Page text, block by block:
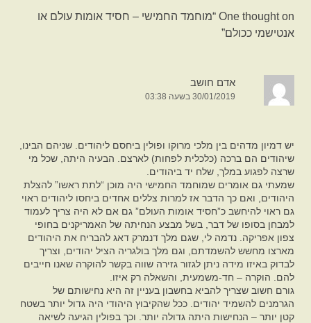
One thought on “ מוחמד החמישי – חסיד אומות עולם או
אנטישמי ככולם”
אדם חושב
30/01/2019 בשעה 03:38
יש דמיון מדהים בין מלכי מרוקו ופולין ביחסם ליהודים. שניהם הבינו,
שיהודים הם ברכה (כלכלית לפחות) לארצם. הבעיה היתה, שכל מי
שרצה לפגוע במלך, שלח יד ביהודים.
שמעתי גם אומרים שמוחמד החמישי היה מוכן “לתת ראשו” להצלת
היהודים, ואם כך הדבר אז למרות צללים אחדים ביחסו ליהודים ראוי
גם ראוי להיחשב כ”חסיד אומות העולם” גם אם לא היה צריך לעמוד
למבחן בסופו של דבר, בשל מבצע הנחיתה של האמריקנים בחופי
צפון אפריקה. נדמה לי, שגם מלך דנמרק דאג להבריח את היהודים
מארצו מחשש להשמדתם, וגם מלך בולגריה הציל יהודים, וצריך
לבדוק באיזו מידה ניתן לגזור גזירה שווה בקשר להוקרה שאנו חייבים
להם. הוקרה – חד-משמעית, והשאלה רק איזו.
גורם חשוב שצריך להביא בחשבון בעניין זה היא נחישותם של
הגרמנים להשמיד יהודים. ככל שהקיבוץ היהודי היה גדול יותר בשטח
קטן יותר – הנחישות היתה גדולה יותר. וכך בפולין הגיעה לשיאה